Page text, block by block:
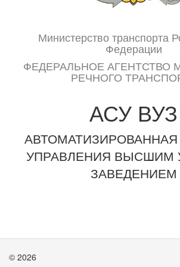
Министерство транспорта
Федерации
ФЕДЕРАЛЬНОЕ АГЕНТСТВО
РЕЧНОГО
АСУ ВУЗ
УПРАВЛЕНИЯ ВЫСШИМ
ЗАВЕДЕНИЕМ
© 2026